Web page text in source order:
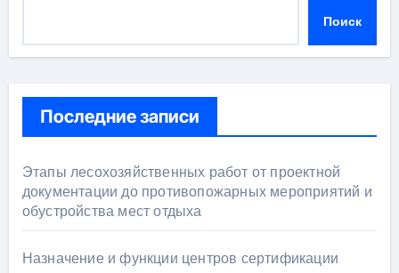
Поиск
Последние записи
Этапы лесохозяйственных работ от проектной
документации до противопожарных мероприятий и
обустройства мест отдыха
Назначение и функции центров сертификации